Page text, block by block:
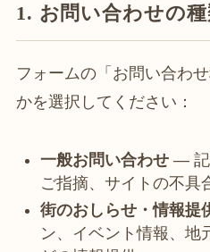
1. お問い合わせの
フォームの「お問い合わ
かを選択してください：
一般お問い合わせ— 記
ご指摘、サイトの不具
街のおしらせ・情報提
ン、イベント情報、地